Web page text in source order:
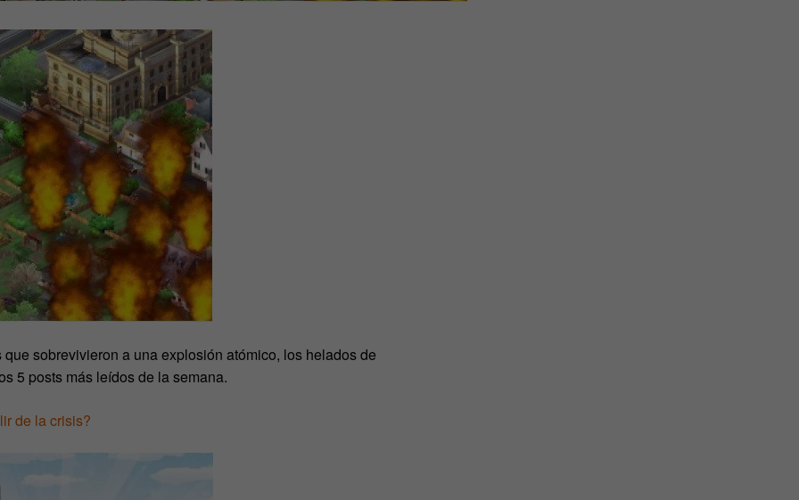
sobrevivieron a una explosión atómico, los helados de
5 posts más leídos de la semana.
de la crisis?